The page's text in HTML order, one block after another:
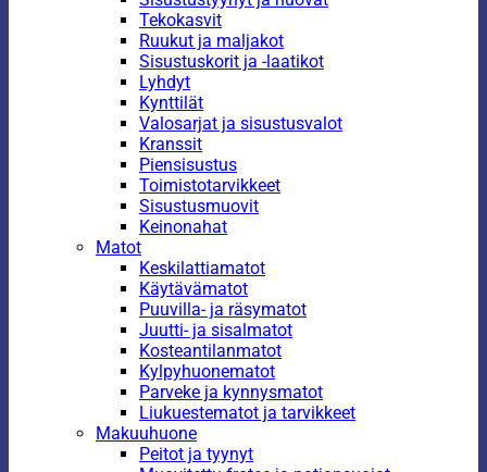
Tekokasvit
Ruukut ja maljakot
Sisustuskorit ja -laatikot
Lyhdyt
Kynttilät
Valosarjat ja sisustusvalot
Kranssit
Piensisustus
Toimistotarvikkeet
Sisustusmuovit
Keinonahat
Matot
Keskilattiamatot
Käytävämatot
Puuvilla- ja räsymatot
Juutti- ja sisalmatot
Kosteantilanmatot
Kylpyhuonematot
Parveke ja kynnysmatot
Liukuestematot ja tarvikkeet
Makuuhuone
Peitot ja tyynyt